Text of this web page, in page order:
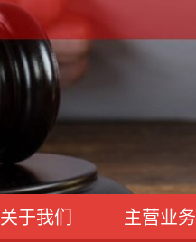
关于我们 主营业务